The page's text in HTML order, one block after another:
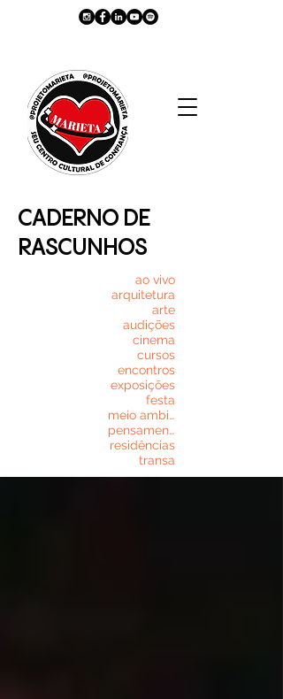
CADERNO DE
RASCUNHOS
ao vivo
arquitetura
arte
audições
cinema
cursos
encontros
exposições
festa
meio ambiente
pensamento contemporâneo
residências
transa